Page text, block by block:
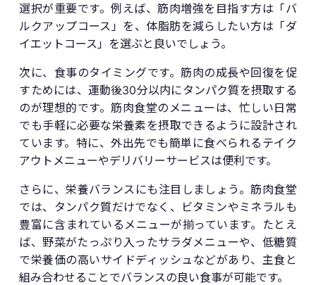
選択が重要です。例えば、筋肉増強を目指す方は「バ
ルクアップコース」を、体脂肪を減らしたい方は「ダ
イエットコース」を選ぶと良いでしょう。
次に、食事のタイミングです。筋肉の成長や回復を促
すためには、運動後30分以内にタンパク質を摂取する
のが理想的です。筋肉食堂のメニューは、忙しい日常
でも手軽に必要な栄養素を摂取できるように設計され
ています。特に、外出先でも簡単に食べられるテイク
アウトメニューやデリバリーサービスは便利です。
さらに、栄養バランスにも注目しましょう。筋肉食堂
では、タンパク質だけでなく、ビタミンやミネラルも
豊富に含まれているメニューが揃っています。たとえ
ば、野菜がたっぷり入ったサラダメニューや、低糖質
で栄養価の高いサイドディッシュなどがあり、主食と
組み合わせることでバランスの良い食事が可能です。